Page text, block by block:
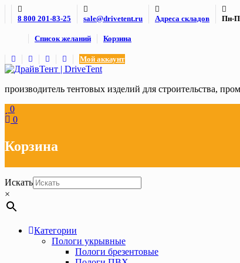
Skip
8 800 201-83-25 sale@drivetent.ru Адреса складов Пн-
Список желаний Корзина
Мой аккаунт
производитель тентовых изделий для строительства,
0
0
Корзина
Искать
×
Категории
Пологи укрывные
Пологи брезентовые